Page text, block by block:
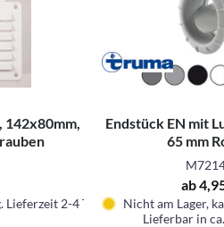
2-4 Tage.
Endstück EN mit
65 mm
ab
Nicht am Lager,
Lieferbar in